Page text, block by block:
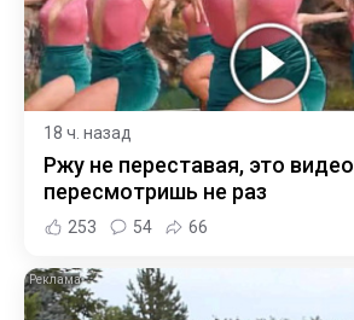
18 ч. назад
Ржу не переставая, это видео
пересмотришь не раз
253 54 66